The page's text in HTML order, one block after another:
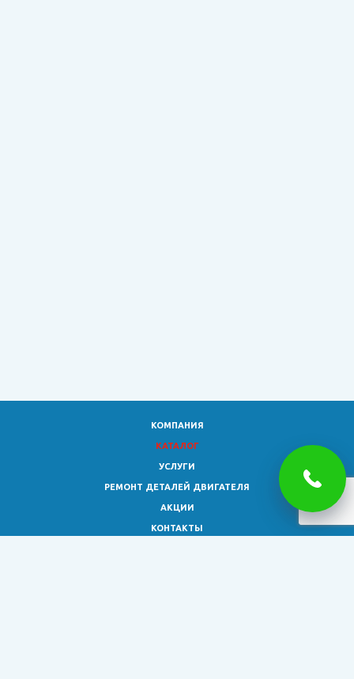
КОМПАНИЯ
КАТАЛОГ
УСЛУГИ
РЕМОНТ ДЕТАЛЕЙ ДВИГАТЕЛЯ
АКЦИИ
КОНТАКТЫ